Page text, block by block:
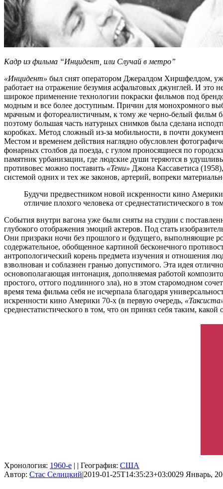
Кадр из фильма “Инцидент, или Случай в метро”
«Инцидент» был снят оператором Джералдом Хиршфелдом,
работает на отражение безумия асфальтовых джунглей. И это
широкое применение технологии покраски фильмов под
модным и все более доступным. Причин для монохромного
мрачным и фотореалистичным, к тому же черно-белый фильм
поэтому большая часть натурных снимков была сделана
коробках. Метод сложный из-за мобильности, в почти
Местом и временем действия наглядно обусловлен
фонарных столбов да поезда, с гулом проносящиеся по
памятник урбанизации, где людские души теряются в
противовес можно поставить «Тени» Джона Кассаветиса
системой одних и тех же законов, артерий, вопреки
Будучи предвестником новой искренности кино
отличие плохого человека от среднестатистического в
События внутри вагона уже были сняты на студии с
глубокого отображения эмоций актеров. Под стать
Они призраки ночи без прошлого и будущего, выполняющие
содержательное, обобщенное картиной бесконечного
антропологический корень предмета изучения и отношения
взволнован и соблазнен гранью допустимого. Эта идея
основополагающая интонация, дополняемая работой
простого, оттого подлинного зла), но в этом старомодном
время тема фильма себя не исчерпала благодаря
искренности кино Америки 70-х (в первую очередь,
среднестатистического в том, что он принял себя таким,
Хронология: 1960-е | | География: США
Автор: Стас Селицкий|2019-01-25T14:35:23+03:0029 Январь,